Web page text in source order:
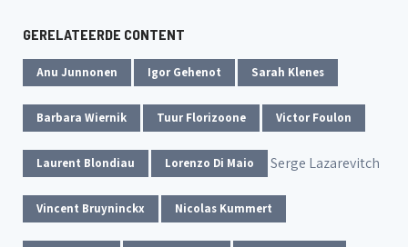
GERELATEERDE CONTENT
Anu Junnonen Igor Gehenot Sarah Klenes
Barbara Wiernik Tuur Florizoone Victor Foulon
Laurent Blondiau Lorenzo Di Maio Serge Lazarevitch
Vincent Bruyninckx Nicolas Kummert